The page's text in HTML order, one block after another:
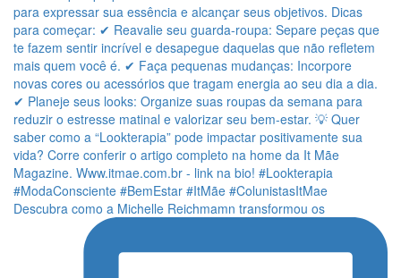
Descubra como a Michelle Reichmamn transformou os